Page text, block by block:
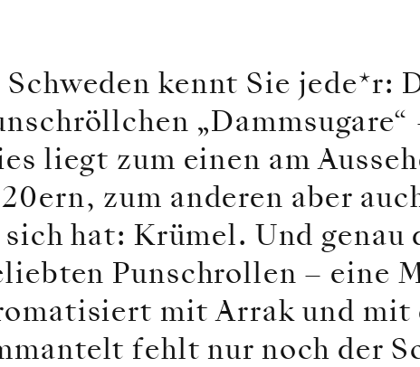
Schweden kennt Sie jede*r:
liegt zum einen am
zum anderen aber
hat: Krümel. Und genau
Punschrollen – eine
mit Arrak und mit
fehlt nur noch der